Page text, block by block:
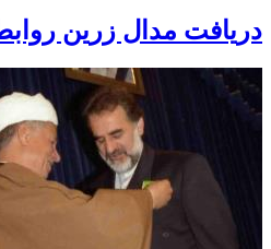
دریافت مدال زرین